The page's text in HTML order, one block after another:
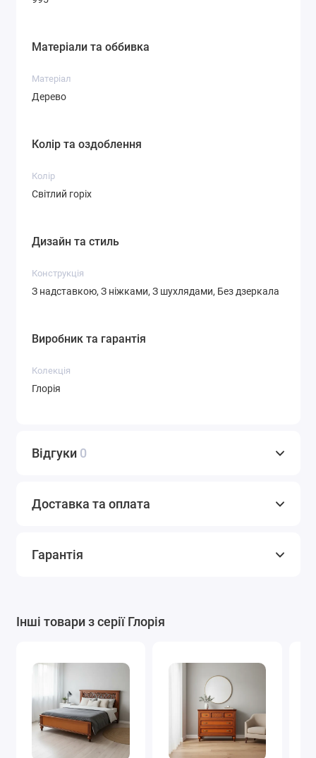
Матеріали та оббивка
Матеріал
Дерево
Колір та оздоблення
Колір
Світлий горіх
Дизайн та стиль
Конструкція
З надставкою, З ніжками, З шухлядами, Без дзеркала
Виробник та гарантія
Колекція
Глорія
Відгуки 0
Доставка та оплата
Гарантія
Інші товари з серії Глорія